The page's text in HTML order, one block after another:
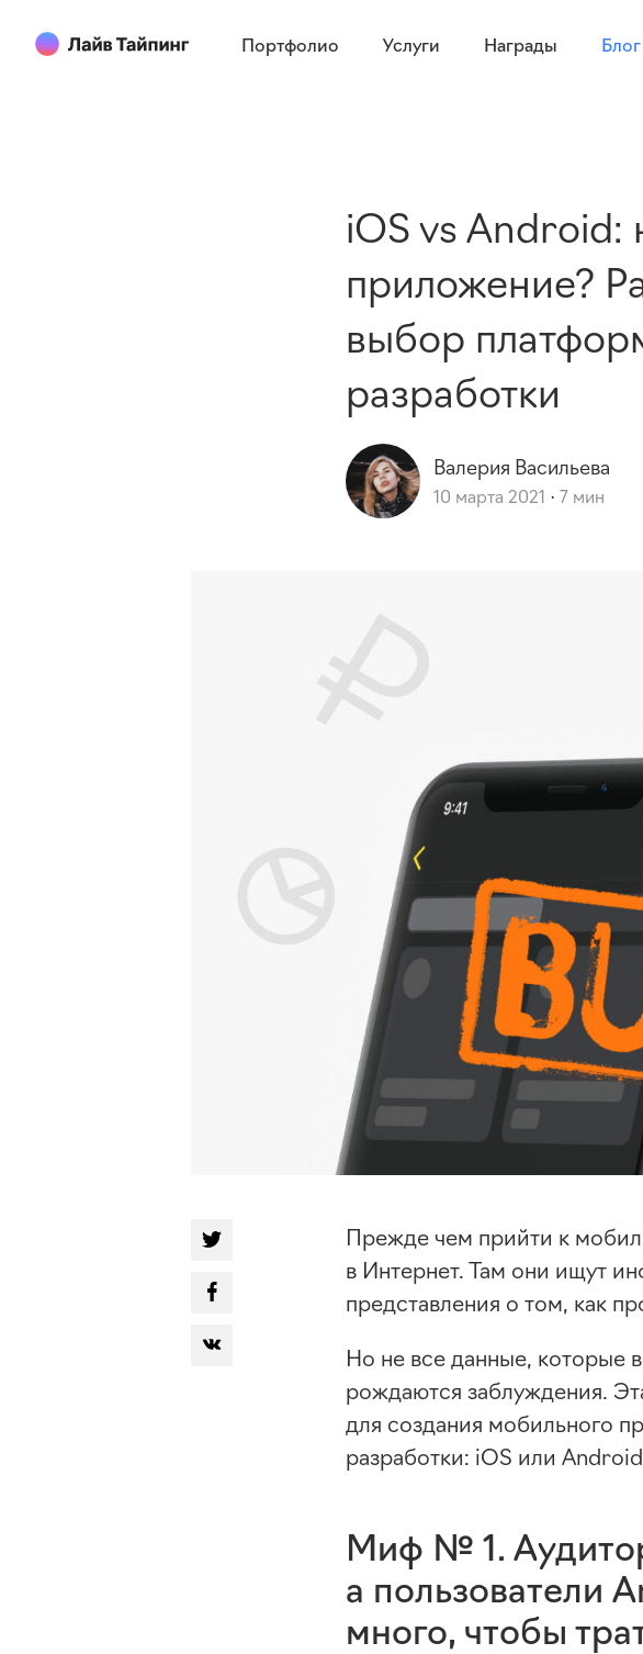
Портфолио Услуги Награды Блог
iOS vs Android:
приложение?
выбор
разработки
Валерия Васильева
10 марта 2021 · 7 мин
Прежде чем прийти к
в Интернет. Там они ищут
представления о том, как
Но не все данные, которые
рождаются заблуждения.
для создания мобильного
разработки: iOS или
Миф № 1.
а пользователи
много, чтобы